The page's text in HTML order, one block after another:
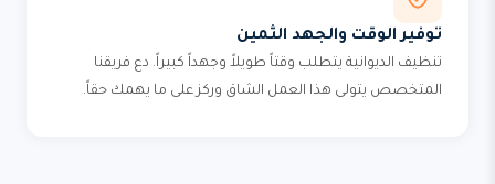
توفير الوقت والجهد الثمين
تنظيف الديوانية يتطلب وقتاً طويلاً وجهداً كبيراً. دع فريقنا
المتخصص يتولى هذا العمل الشاق وركز على ما يهمك حقاً.